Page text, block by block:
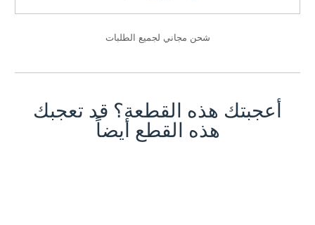
شحن مجاني لجميع الطلبات
أعجبتك هذه القطعة؟ قد تعجبك
هذه القطع أيضاً